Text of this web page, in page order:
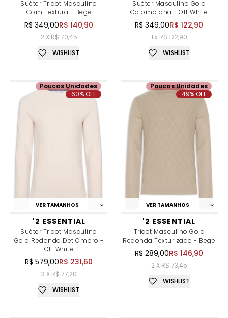
Suéter Tricot Masculino
Com Textura - Bege
R$ 349,00R$ 140,90
2 X R$ 70,45
WISHLIST
Suéter Masculino Gola
Colombiana - Off White
R$ 349,00R$ 122,90
1 x R$ 122,90
WISHLIST
VER TAMANHOS
'2 ESSENTIAL
Suéter Tricot Masculino
Gola Redonda Det Ombro -
Off White
R$ 579,00R$ 231,60
3 X R$ 77,20
Poucas Unidades
60% OFF
WISHLIST
VER TAMANHOS
'2 ESSENTIAL
Tricot Masculino Gola
Redonda Texturizado - Bege
R$ 289,00R$ 146,90
2 X R$ 73,45
Poucas Unidades
49% OFF
WISHLIST